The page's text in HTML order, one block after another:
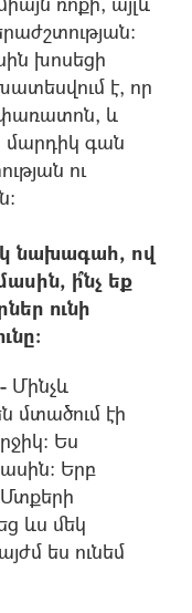
խոսեցի
է, որ
փառատոն, և
մարդիկ գան
ու
նախագահ, ով
ի՞նչ եք
ունի
ը:
Մինչև
մտածում էի
Ես
Երբ
ևս մեկ
ես ունեմ